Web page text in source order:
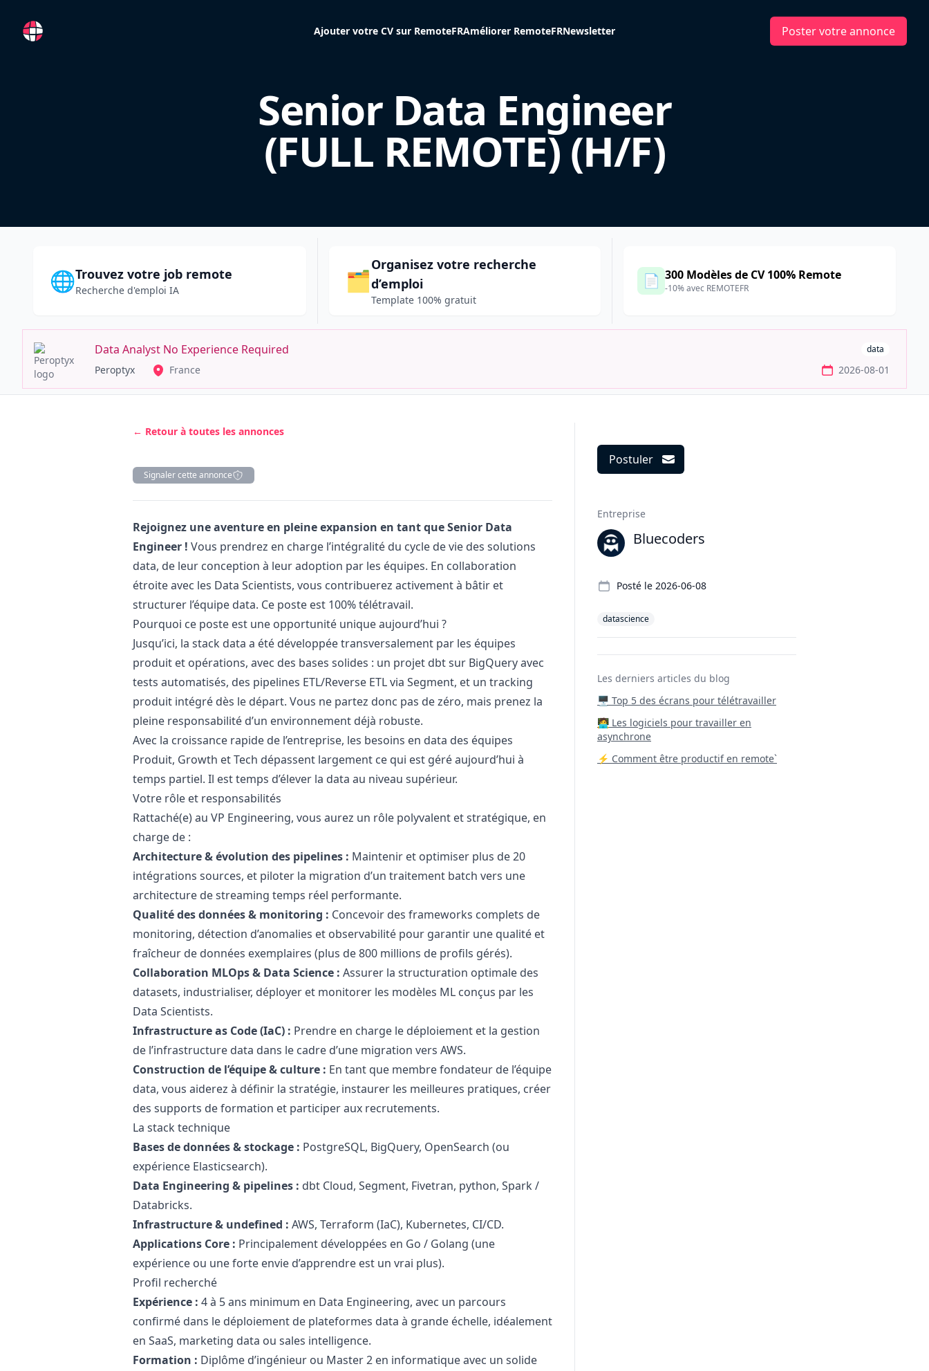
RemoteFR Ajouter votre CV sur RemoteFRAméliorer RemoteFRNewsletter Poster votre annonce
Senior Data Engineer
(FULL REMOTE) (H/F)
🌐Trouvez votre job remote
Recherche d'emploi IA 🗂️
Organisez votre recherche
d’emploi
Template 100% gratuit
📄 300 Modèles de CV 100% Remote
-10% avec REMOTEFR
Data Analyst No Experience Required data
Peroptyx France 2026-08-01
← Retour à toutes les annonces
Signaler cette annonce
Description
Rejoignez une aventure en pleine expansion en tant que Senior Data
Engineer ! Vous prendrez en charge l’intégralité du cycle de vie des solutions
data, de leur conception à leur adoption par les équipes. En collaboration
étroite avec les Data Scientists, vous contribuerez activement à bâtir et
structurer l’équipe data. Ce poste est 100% télétravail.
Pourquoi ce poste est une opportunité unique aujourd’hui ?
Jusqu’ici, la stack data a été développée transversalement par les équipes
produit et opérations, avec des bases solides : un projet dbt sur BigQuery avec
tests automatisés, des pipelines ETL/Reverse ETL via Segment, et un tracking
produit intégré dès le départ. Vous ne partez donc pas de zéro, mais prenez la
pleine responsabilité d’un environnement déjà robuste.
Avec la croissance rapide de l’entreprise, les besoins en data des équipes
Produit, Growth et Tech dépassent largement ce qui est géré aujourd’hui à
temps partiel. Il est temps d’élever la data au niveau supérieur.
Votre rôle et responsabilités
Rattaché(e) au VP Engineering, vous aurez un rôle polyvalent et stratégique, en
charge de :
Architecture & évolution des pipelines : Maintenir et optimiser plus de 20
intégrations sources, et piloter la migration d’un traitement batch vers une
architecture de streaming temps réel performante.
Qualité des données & monitoring : Concevoir des frameworks complets de
monitoring, détection d’anomalies et observabilité pour garantir une qualité et
fraîcheur de données exemplaires (plus de 800 millions de profils gérés).
Collaboration MLOps & Data Science : Assurer la structuration optimale des
datasets, industrialiser, déployer et monitorer les modèles ML conçus par les
Data Scientists.
Infrastructure as Code (IaC) : Prendre en charge le déploiement et la gestion
de l’infrastructure data dans le cadre d’une migration vers AWS.
Construction de l’équipe & culture : En tant que membre fondateur de l’équipe
data, vous aiderez à définir la stratégie, instaurer les meilleures pratiques, créer
des supports de formation et participer aux recrutements.
La stack technique
Bases de données & stockage : PostgreSQL, BigQuery, OpenSearch (ou
expérience Elasticsearch).
Data Engineering & pipelines : dbt Cloud, Segment, Fivetran, python, Spark /
Databricks.
Infrastructure & undefined : AWS, Terraform (IaC), Kubernetes, CI/CD.
Applications Core : Principalement développées en Go / Golang (une
expérience ou une forte envie d’apprendre est un vrai plus).
Profil recherché
Expérience : 4 à 5 ans minimum en Data Engineering, avec un parcours
confirmé dans le déploiement de plateformes data à grande échelle, idéalement
en SaaS, marketing data ou sales intelligence.
Formation : Diplôme d’ingénieur ou Master 2 en informatique avec un solide
Postuler
Entreprise
Bluecoders
Posté le 2026-06-08
datascience
Les derniers articles du blog
🖥️ Top 5 des écrans pour télétravailler
‍🧑‍💻 Les logiciels pour travailler en
asynchrone
⚡ Comment être productif en remote`